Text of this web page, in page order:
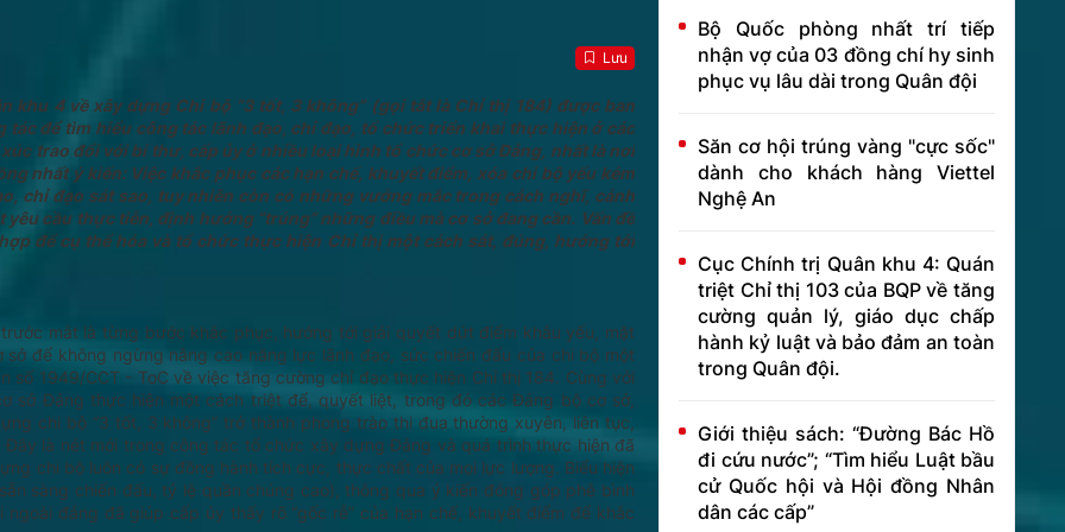
Lưu
khu 4 về xây dựng Chi bộ “3 tốt, 3 không” (gọi tắt là Chỉ thị 184) được ban
để tìm hiểu công tác lãnh đạo, chỉ đạo, tổ chức triển khai thực hiện ở các
trao đổi với bí thư, cấp ủy ở nhiều loại hình tổ chức cơ sở Đảng, nhất là nơi
nhất ý kiến: Việc khắc phục các hạn chế, khuyết điểm, xóa chi bộ yếu kém
chỉ đạo sát sao, tuy nhiên còn có những vướng mắc trong cách nghĩ, cánh
cầu thực tiễn, định hướng “trúng” những điều mà cơ sở đang cần. Vấn đề
để cụ thể hóa và tổ chức thực hiện Chỉ thị một cách sát, đúng, hướng tới
mắt là từng bước khắc phục, hướng tới giải quyết dứt điểm khâu yếu, mặt
để không ngừng nâng cao năng lực lãnh đạo, sức chiến đấu của chi bộ một
số 1949/CCT - ToC về việc tăng cường chỉ đạo thực hiện Chỉ thị 184. Cùng với
sở Đảng thực hiện một cách triệt để, quyết liệt, trong đó các Đảng bộ cơ sở,
chi bộ “3 tốt, 3 không” trở thành phong trào thi đua thường xuyên, liên tục,
là nét mới trong công tác tổ chức xây dựng Đảng và quá trình thực hiện đã
chi bộ luôn có sự đồng hành tích cực, thực chất của mọi lực lượng. Biểu hiện
sàng chiến đấu, tỷ lệ quần chúng cao), thông qua ý kiến đóng góp phê bình
đảng đã giúp cấp ủy thấy rõ “gốc rễ” của hạn chế, khuyết điểm để khắc
Bộ Quốc phòng nhất trí tiếp
nhận vợ của 03 đồng chí hy sinh
phục vụ lâu dài trong Quân đội
Săn cơ hội trúng vàng "cực sốc"
dành cho khách hàng Viettel
Nghệ An
Cục Chính trị Quân khu 4: Quán
triệt Chỉ thị 103 của BQP về tăng
cường quản lý, giáo dục chấp
hành kỷ luật và bảo đảm an toàn
trong Quân đội.
Giới thiệu sách: “Đường Bác Hồ
đi cứu nước”; “Tìm hiểu Luật bầu
cử Quốc hội và Hội đồng Nhân
dân các cấp”